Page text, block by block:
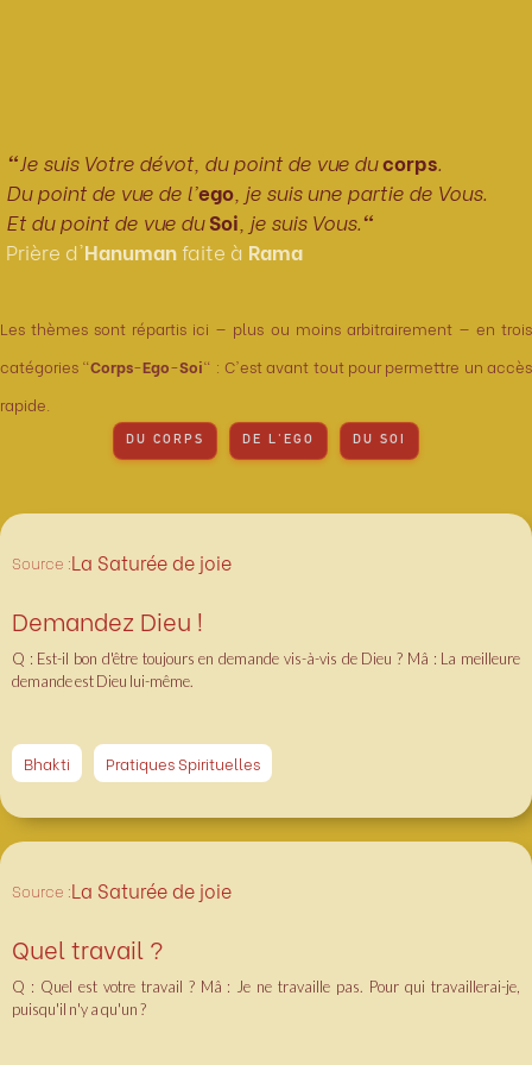
"Je suis Votre dévot, du point de vue ducorps.
Du point de vue de l'ego, je suis une partie de Vous.
Et du point de vue duSoi, je suis Vous."
Prière d'Hanumanfaite à Rama
Les thèmes sont répartis ici — plus ou moins arbitrairement — en trois
catégories "Corps-Ego-Soi" : C'est avant tout pour permettre un accès
rapide.
DU CORPS DE L'EGO DU SOI
Source :La Saturée de joie
Demandez Dieu !
Q : Est-il bon d'être toujours en demande vis-à-vis de Dieu ? Mâ : La meilleure
demande est Dieu lui-même.
Bhakti Pratiques Spirituelles
Source :La Saturée de joie
Quel travail ?
Q : Quel est votre travail ?‍ Mâ : Je ne travaille pas. Pour qui travaillerai-je,
puisqu'il n'y a qu'un ?